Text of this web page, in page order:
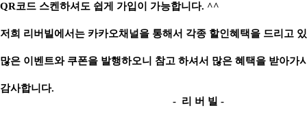
QR코드 스켄하셔도 쉽게 가입이 가능합니다. ^^
저희 리버빌에서는 카카오채널을 통해서 각종 할인혜택을 드리고
많은 이벤트와 쿠폰을 발행하오니 참고 하셔서 많은 혜택을 받아가
감사합니다.
- 리 버 빌 -